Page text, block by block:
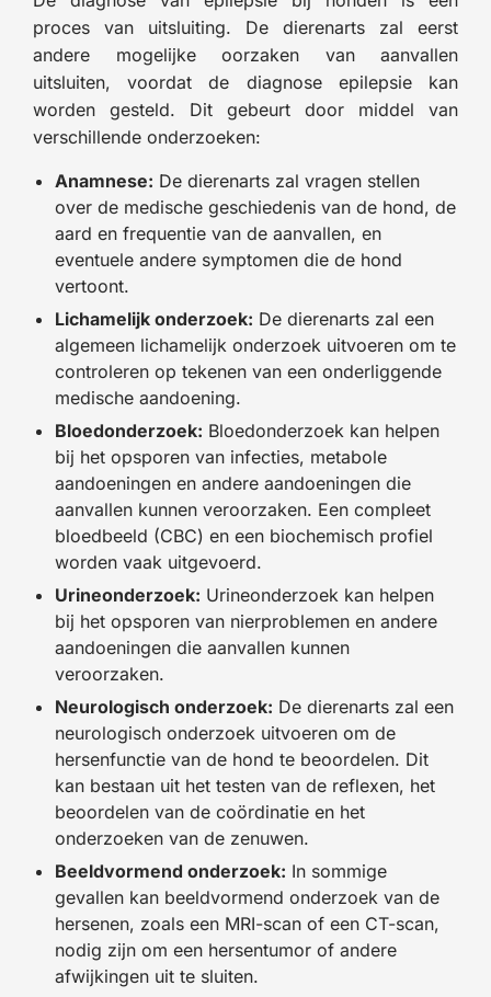
proces van uitsluiting. De dierenarts zal eerst
andere mogelijke oorzaken van aanvallen
uitsluiten, voordat de diagnose epilepsie kan
worden gesteld. Dit gebeurt door middel van
verschillende onderzoeken:
Anamnese: De dierenarts zal vragen stellen
over de medische geschiedenis van de hond, de
aard en frequentie van de aanvallen, en
eventuele andere symptomen die de hond
vertoont.
Lichamelijk onderzoek: De dierenarts zal een
algemeen lichamelijk onderzoek uitvoeren om te
controleren op tekenen van een onderliggende
medische aandoening.
Bloedonderzoek: Bloedonderzoek kan helpen
bij het opsporen van infecties, metabole
aandoeningen en andere aandoeningen die
aanvallen kunnen veroorzaken. Een compleet
bloedbeeld (CBC) en een biochemisch profiel
worden vaak uitgevoerd.
Urineonderzoek: Urineonderzoek kan helpen
bij het opsporen van nierproblemen en andere
aandoeningen die aanvallen kunnen
veroorzaken.
Neurologisch onderzoek: De dierenarts zal een
neurologisch onderzoek uitvoeren om de
hersenfunctie van de hond te beoordelen. Dit
kan bestaan uit het testen van de reflexen, het
beoordelen van de coördinatie en het
onderzoeken van de zenuwen.
Beeldvormend onderzoek: In sommige
gevallen kan beeldvormend onderzoek van de
hersenen, zoals een MRI-scan of een CT-scan,
nodig zijn om een hersentumor of andere
afwijkingen uit te sluiten.